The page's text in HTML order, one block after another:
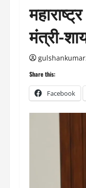
मंत्री-
Share this:
Facebook